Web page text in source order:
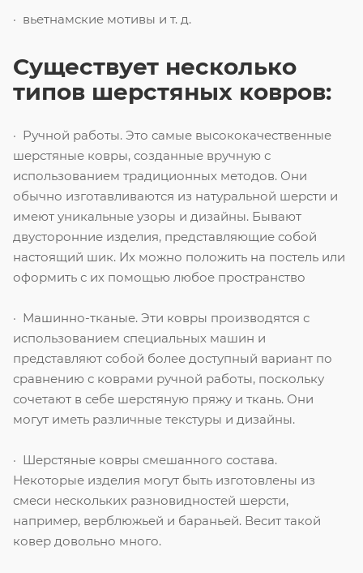
· вьетнамские мотивы и т. д.
Существует несколько
типов шерстяных ковров:
· Ручной работы. Это самые высококачественные
шерстяные ковры, созданные вручную с
использованием традиционных методов. Они
обычно изготавливаются из натуральной шерсти и
имеют уникальные узоры и дизайны. Бывают
двусторонние изделия, представляющие собой
настоящий шик. Их можно положить на постель или
оформить с их помощью любое пространство
· Машинно-тканые. Эти ковры производятся с
использованием специальных машин и
представляют собой более доступный вариант по
сравнению с коврами ручной работы, поскольку
сочетают в себе шерстяную пряжу и ткань. Они
могут иметь различные текстуры и дизайны.
· Шерстяные ковры смешанного состава.
Некоторые изделия могут быть изготовлены из
смеси нескольких разновидностей шерсти,
например, верблюжьей и бараньей. Весит такой
ковер довольно много.